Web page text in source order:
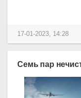
17-01-2023, 14:28
Семь пар